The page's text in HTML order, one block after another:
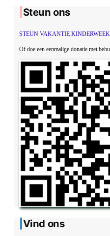
Steun ons
STEUN VAKANTIE
Of doe een eenmalige donatie met
Vind ons